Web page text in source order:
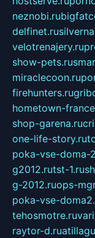
neznobi.ru
delfinet.ru
velotrenajery.ru
show-pets.ru
miraclecoon.ru
firehunters.ru
hometown-
shop-garena.ru
one-life-story.ru
poka-vse-doma-
g2012.rutst-1.ru
g-2012.ruops-
poka-vse-
tehosmotre.ru
raytor-d.ru